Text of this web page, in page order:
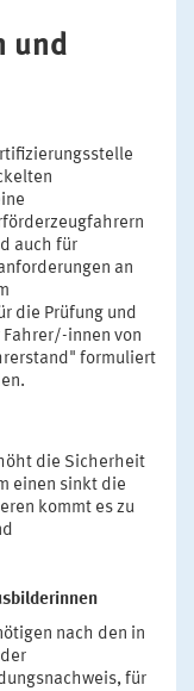
und
auch für
an
die Prüfung und
innen von
formuliert
die Sicherheit
einen sinkt die
kommt es zu
nach den in
für